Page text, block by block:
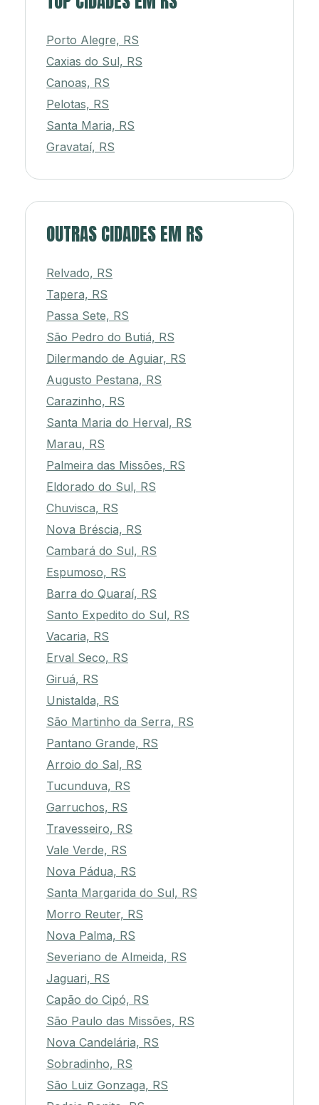
Porto Alegre, RS
Caxias do Sul, RS
Canoas, RS
Pelotas, RS
Santa Maria, RS
Gravataí, RS
OUTRAS CIDADES EM RS
Relvado, RS
Tapera, RS
Passa Sete, RS
São Pedro do Butiá, RS
Dilermando de Aguiar, RS
Augusto Pestana, RS
Carazinho, RS
Santa Maria do Herval, RS
Marau, RS
Palmeira das Missões, RS
Eldorado do Sul, RS
Chuvisca, RS
Nova Bréscia, RS
Cambará do Sul, RS
Espumoso, RS
Barra do Quaraí, RS
Santo Expedito do Sul, RS
Vacaria, RS
Erval Seco, RS
Giruá, RS
Unistalda, RS
São Martinho da Serra, RS
Pantano Grande, RS
Arroio do Sal, RS
Tucunduva, RS
Garruchos, RS
Travesseiro, RS
Vale Verde, RS
Nova Pádua, RS
Santa Margarida do Sul, RS
Morro Reuter, RS
Nova Palma, RS
Severiano de Almeida, RS
Jaguari, RS
Capão do Cipó, RS
São Paulo das Missões, RS
Nova Candelária, RS
Sobradinho, RS
São Luiz Gonzaga, RS